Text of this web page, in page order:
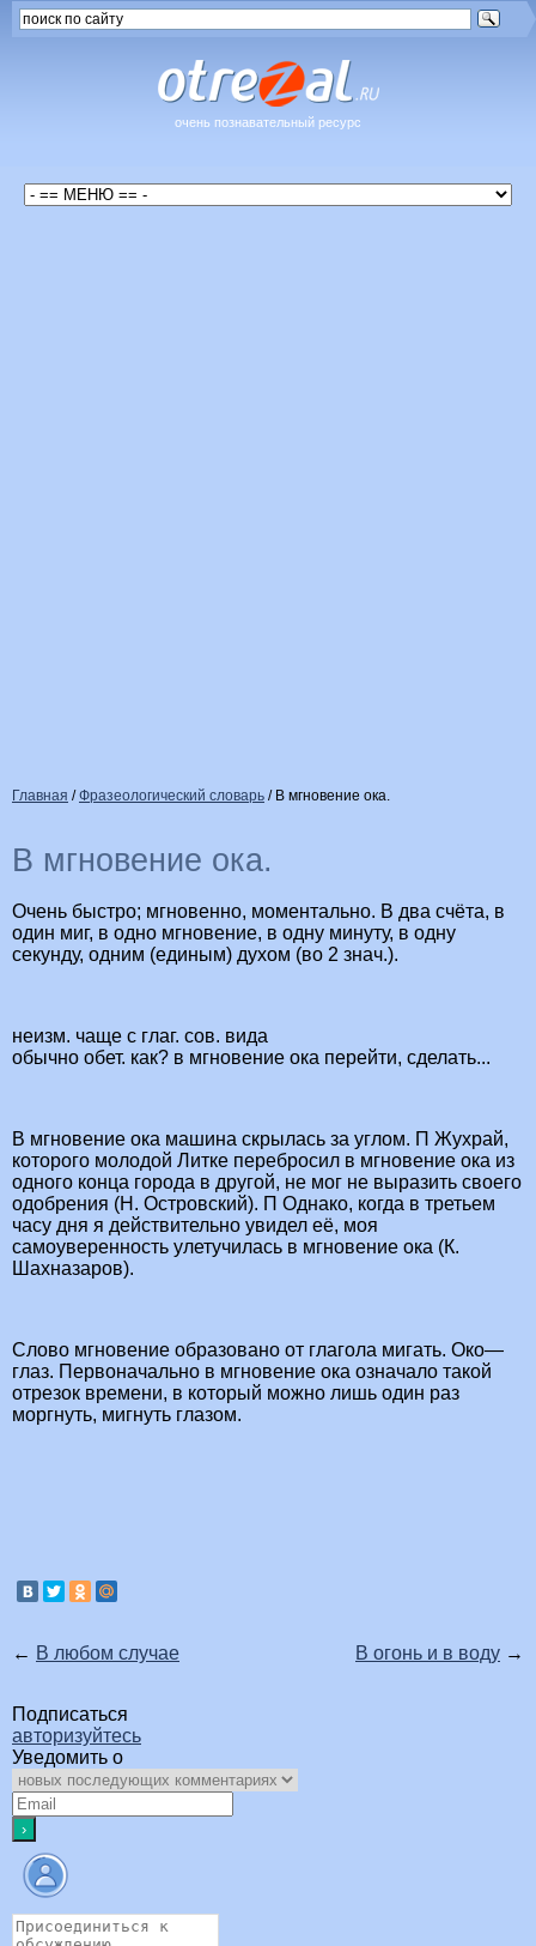
очень познавательный ресурс
Главная /Фразеологический словарь / В мгновение ока.
В мгновение ока.
Очень быстро; мгновенно, моментально. В два счёта, в
один миг, в одно мгновение, в одну минуту, в одну
секунду, одним (единым) духом (во 2 знач.).
неизм. чаще с глаг. сов. вида
обычно обет. как? в мгновение ока перейти, сделать...
В мгновение ока машина скрылась за углом. П Жухрай,
которого молодой Литке перебросил в мгновение ока из
одного конца города в другой, не мог не выразить своего
одобрения (Н. Островский). П Однако, когда в третьем
часу дня я действительно увидел её, моя
самоуверенность улетучилась в мгновение ока (К.
Шахназаров).
Слово мгновение образовано от глагола мигать. Око—
глаз. Первоначально в мгновение ока означало такой
отрезок вре­мени, в который можно лишь один раз
моргнуть, мигнуть глазом.
← В любом случае В огонь и в воду →
Подписаться
авторизуйтесь
Уведомить о